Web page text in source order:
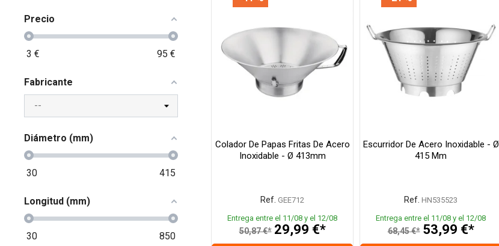
Precio
3 € 95 €
Fabricante
Diámetro (mm)
30 415
Longitud (mm)
30 850
Colador De Papas Fritas De Acero
Inoxidable - Ø 413mm
Ref. GEE712
Entrega entre el 11/08 y el 12/08
50,87 €* 29,99 €*
Escurridor De Acero Inoxidable - Ø
415 Mm
Ref. HN535523
Entrega entre el 11/08 y el 12/08
68,45 €* 53,99 €*